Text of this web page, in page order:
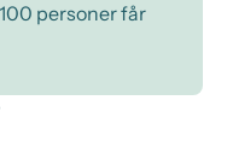
personer får